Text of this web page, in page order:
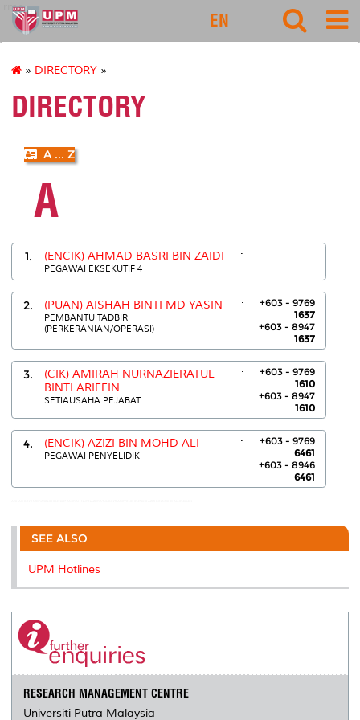
rmc
EN
» DIRECTORY »
DIRECTORY
A ... Z
A
1. (ENCIK) AHMAD BASRI BIN ZAIDI
PEGAWAI EKSEKUTIF 4
.
2. (PUAN) AISHAH BINTI MD YASIN
PEMBANTU TADBIR
(PERKERANIAN/OPERASI)
.
+603 - 9769
1637
+603 - 8947
1637
3.
(CIK) AMIRAH NURNAZIERATUL
BINTI ARIFFIN
SETIAUSAHA PEJABAT
.
+603 - 9769
1610
+603 - 8947
1610
4. (ENCIK) AZIZI BIN MOHD ALI
PEGAWAI PENYELIDIK
.
+603 - 9769
6461
+603 - 8946
6461
SEE ALSO
UPM Hotlines
RESEARCH MANAGEMENT CENTRE
Universiti Putra Malaysia